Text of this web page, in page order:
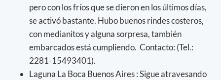
pero con los fríos que se dieron en los últimos días,
se activó bastante. Hubo buenos rindes costeros,
con medianitos y alguna sorpresa, también
embarcados está cumpliendo. Contacto: (Tel.:
2281-15493401).
Laguna La Boca Buenos Aires : Sigue atravesando